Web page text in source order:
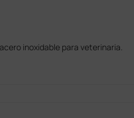
inoxidable para veterinaria.